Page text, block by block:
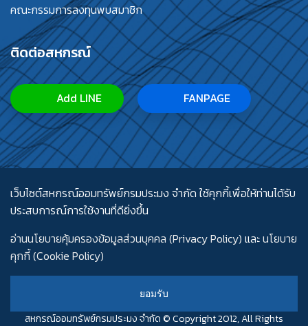
คณะกรรมการลงทุนพบสมาชิก
ติดต่อสหกรณ์
Add LINE FANPAGE
เว็บไซต์สหกรณ์ออมทรัพย์กรมประมง จำกัด ใช้คุกกี้เพื่อให้ท่านได้รับ
ประสบการณ์การใช้งานที่ดียิ่งขึ้น
อ่านนโยบายคุ้มครองข้อมูลส่วนบุคคล (Privacy Policy) และนโยบาย
คุกกี้ (Cookie Policy)
ยอมรับ
สหกรณ์ออมทรัพย์กรมประมง จำกัด © Copyright 2012, All Rights